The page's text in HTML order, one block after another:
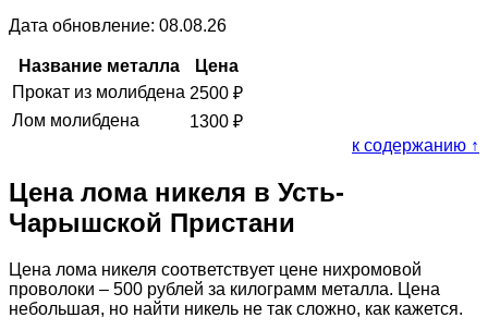
Дата обновление: 08.08.26
Название металла
Цена
Прокат из молибдена 2500 ₽
Лом молибдена
1300 ₽
к содержанию ↑
Цена лома никеля в Усть-
Чарышской Пристани
Цена лома никеля соответствует цене нихромовой
проволоки – 500 рублей за килограмм металла. Цена
небольшая, но найти никель не так сложно, как кажется.